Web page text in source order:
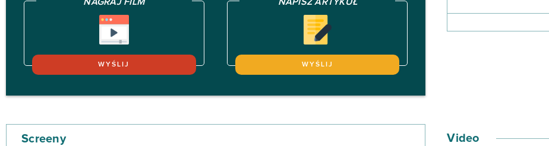
NAGRAJ FILM
WYŚLIJ
NAPISZ ARTYKUŁ
WYŚLIJ
klasycznych
Screeny Video